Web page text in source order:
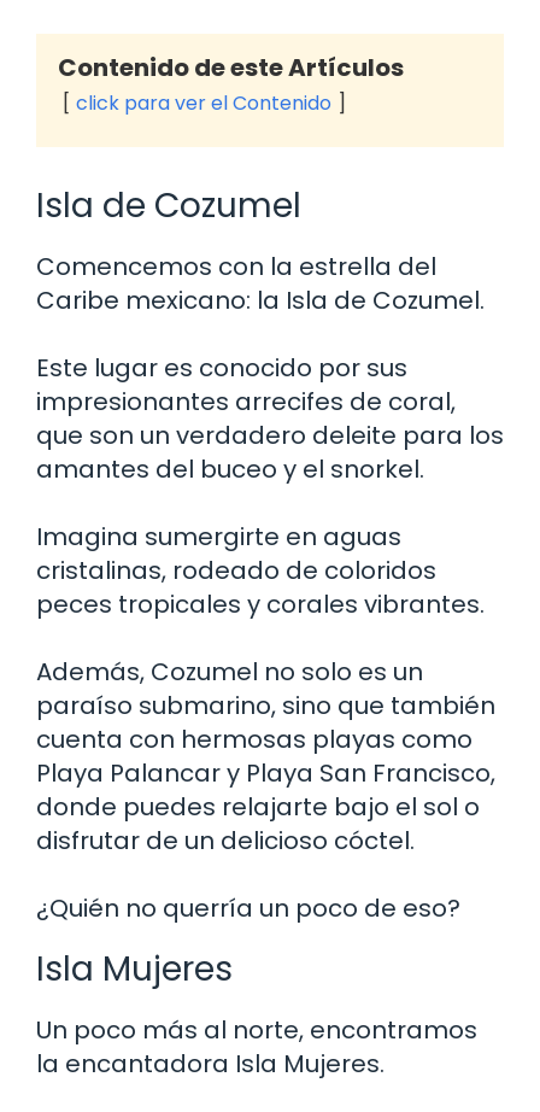
Contenido de este Artículos
click para ver el Contenido
Isla de Cozumel
Comencemos con la estrella del
Caribe mexicano: la Isla de Cozumel.
Este lugar es conocido por sus
impresionantes arrecifes de coral,
que son un verdadero deleite para los
amantes del buceo y el snorkel.
Imagina sumergirte en aguas
cristalinas, rodeado de coloridos
peces tropicales y corales vibrantes.
Además, Cozumel no solo es un
paraíso submarino, sino que también
cuenta con hermosas playas como
Playa Palancar y Playa San Francisco,
donde puedes relajarte bajo el sol o
disfrutar de un delicioso cóctel.
¿Quién no querría un poco de eso?
Isla Mujeres
Un poco más al norte, encontramos
la encantadora Isla Mujeres.